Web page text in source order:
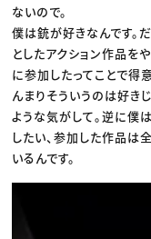
ないので。
僕は銃が好きなんです。
としたアクション作品を
に参加したってことで得
んまりそういうのは好き
ような気がして。逆に僕
したい、参加した作品は
いるんです。